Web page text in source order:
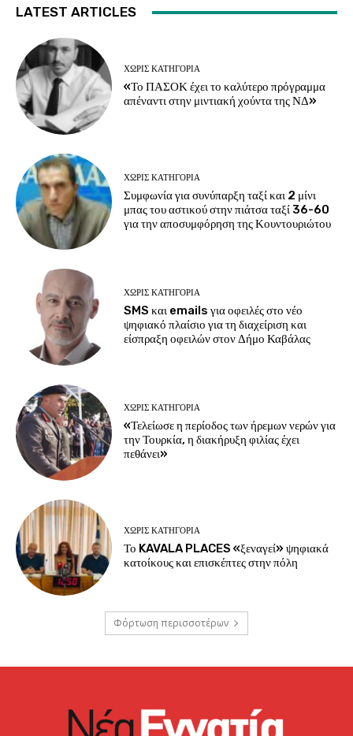
LATEST ARTICLES
ΧΩΡΊΣ ΚΑΤΗΓΟΡΊΑ
«Το ΠΑΣΟΚ έχει το καλύτερο πρόγραμμα
απέναντι στην μιντιακή χούντα της ΝΔ»
ΧΩΡΊΣ ΚΑΤΗΓΟΡΊΑ
Συμφωνία για συνύπαρξη ταξί και 2 μίνι
μπας του αστικού στην πιάτσα ταξί 36-60
για την αποσυμφόρηση της Κουντουριώτου
ΧΩΡΊΣ ΚΑΤΗΓΟΡΊΑ
SMS και emails για οφειλές στο νέο
ψηφιακό πλαίσιο για τη διαχείριση και
είσπραξη οφειλών στον Δήμο Καβάλας
ΧΩΡΊΣ ΚΑΤΗΓΟΡΊΑ
«Τελείωσε η περίοδος των ήρεμων νερών για
την Τουρκία, η διακήρυξη φιλίας έχει
πεθάνει»
ΧΩΡΊΣ ΚΑΤΗΓΟΡΊΑ
Το KAVALA PLACES «ξεναγεί» ψηφιακά
κατοίκους και επισκέπτες στην πόλη
Φόρτωση περισσοτέρων